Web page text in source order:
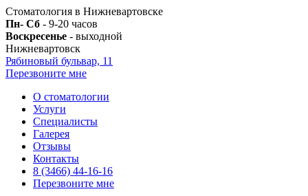
Стоматология в Нижневартовске
Пн- Сб - 9-20 часов
Воскресенье - выходной
Нижневартовск
Рябиновый бульвар, 11
Перезвоните мне
О стоматологии
Услуги
Специалисты
Галерея
Отзывы
Контакты
8 (3466) 44-16-16
Перезвоните мне